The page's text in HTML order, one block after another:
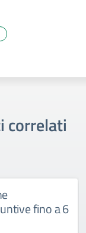
correlati
fino a 6